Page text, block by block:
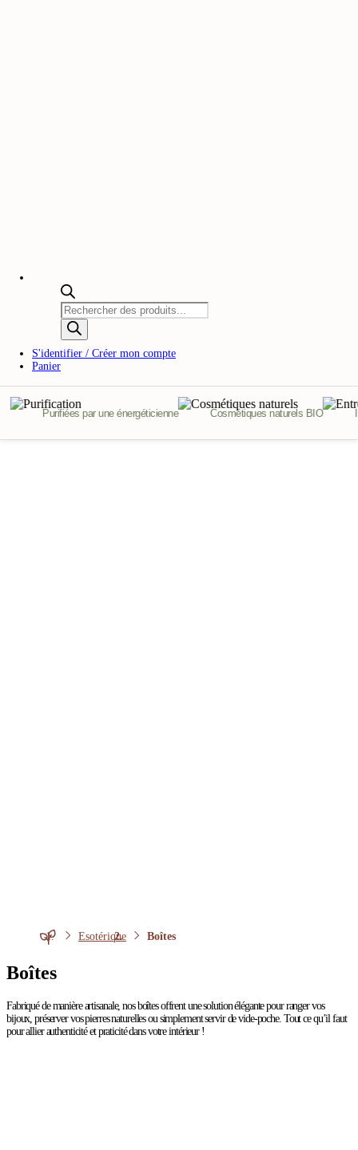
Recherche
de
produits
S'identifier / Créer mon compte
Panier
Purifiées par une énergéticienne Cosmétiques naturels BIO
Esotérique Boîtes
Boîtes
Fabriqué de manière artisanale, nos boîtes offrent une solution élégante pour ranger vos
bijoux, préserver vos pierres naturelles ou simplement servir de vide-poche. Tout ce qu’il faut
pour allier authenticité et praticité dans votre intérieur !